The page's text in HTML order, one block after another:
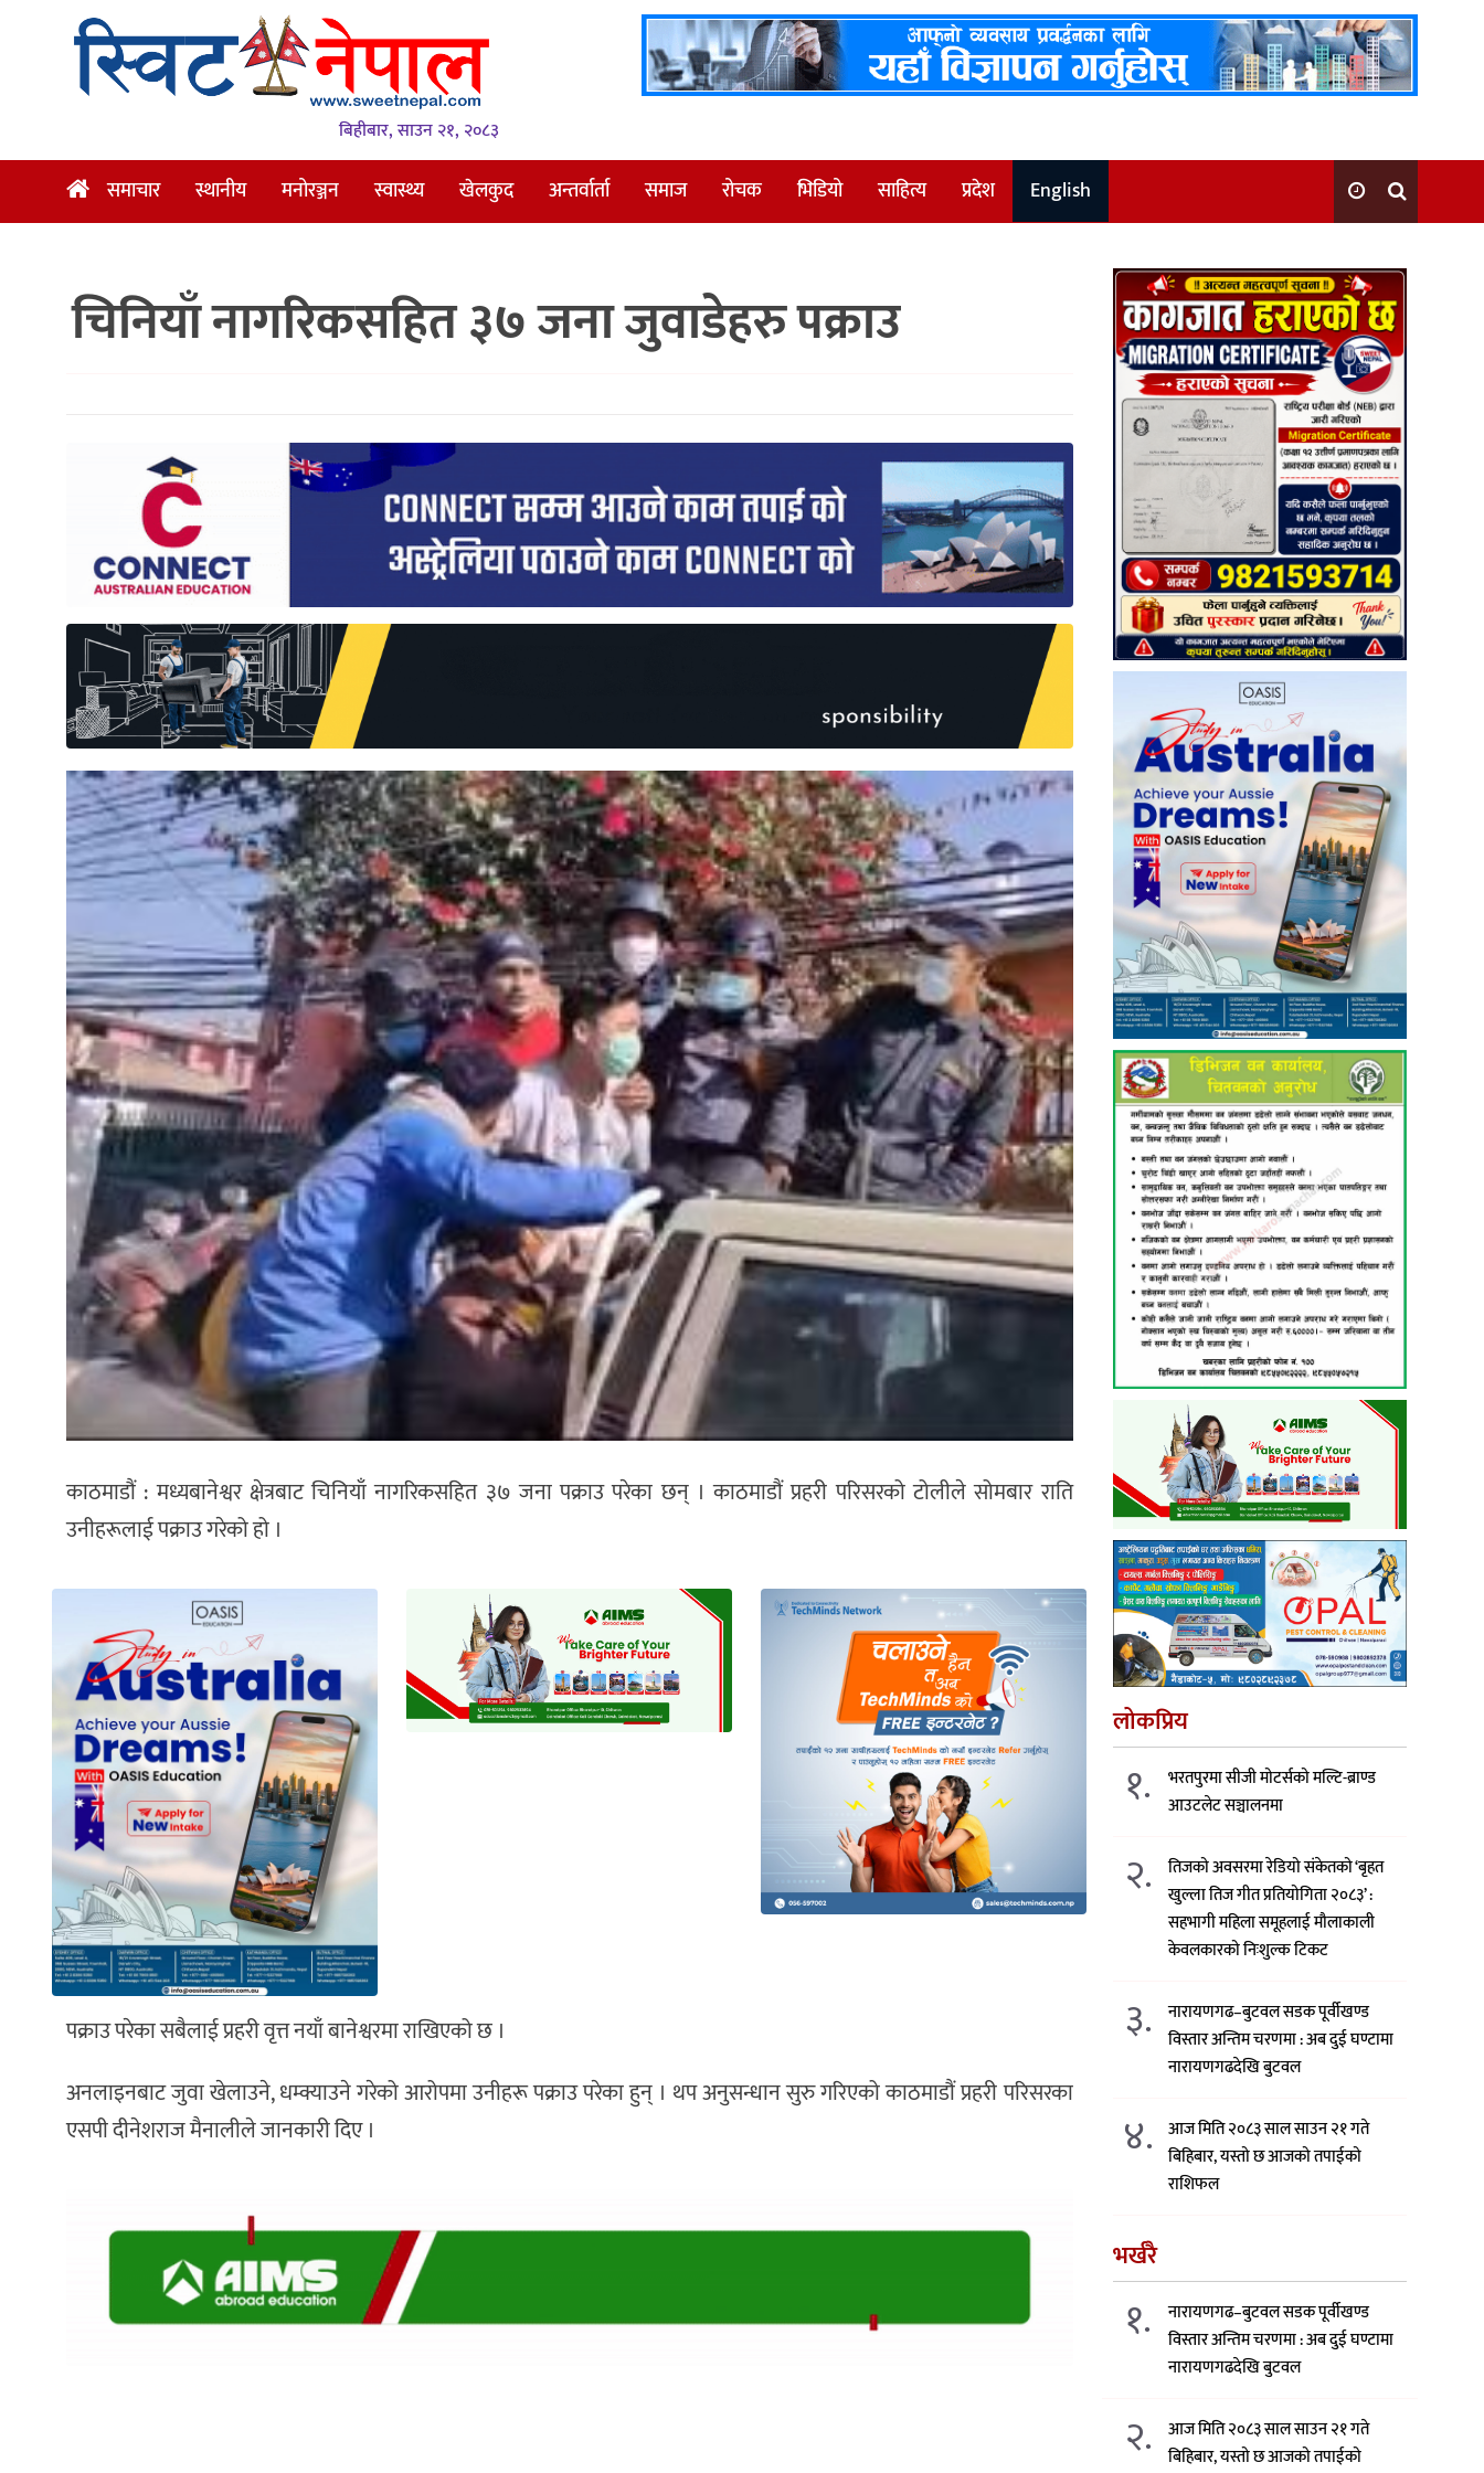
मनोरञ्जन
स्वास्थ्य
अन्तर्वार्ता
English
बिहीबार, साउन २१, २०८३
समाचार स्थानीय मनोरञ्जन स्वास्थ्य खेलकुद अन्तर्वार्ता समाज रोचक भिडियो साहित्य प्रदेश English
चिनियाँ नागरिकसहित ३७ जना जुवाडेहरु पक्राउ
काठमाडौं : मध्यबानेश्वर क्षेत्रबाट चिनियाँ नागरिकसहित ३७ जना पक्राउ परेका छन् । काठमाडौं प्रहरी परिसरको टोलीले सोमबार राति
उनीहरूलाई पक्राउ गरेको हो ।
पक्राउ परेका सबैलाई प्रहरी वृत्त नयाँ बानेश्वरमा राखिएको छ ।
अनलाइनबाट जुवा खेलाउने, धम्क्याउने गरेको आरोपमा उनीहरू पक्राउ परेका हुन् । थप अनुसन्धान सुरु गरिएको काठमाडौं प्रहरी परिसरका
एसपी दीनेशराज मैनालीले जानकारी दिए ।
लोकप्रिय
१.
भरतपुरमा सीजी मोटर्सको मल्टि-ब्राण्ड
आउटलेट सञ्चालनमा
२.
तिजको अवसरमा रेडियो संकेतको ‘बृहत
खुल्ला तिज गीत प्रतियोगिता २०८३’ :
सहभागी महिला समूहलाई मौलाकाली
केवलकारको निःशुल्क टिकट
३.
नारायणगढ–बुटवल सडक पूर्वीखण्ड
विस्तार अन्तिम चरणमा : अब दुई घण्टामा
नारायणगढदेखि बुटवल
४.
आज मिति २०८३ साल साउन २१ गते
बिहिबार, यस्तो छ आजको तपाईको
राशिफल
भर्खरै
१.
नारायणगढ–बुटवल सडक पूर्वीखण्ड
विस्तार अन्तिम चरणमा : अब दुई घण्टामा
नारायणगढदेखि बुटवल
२.
आज मिति २०८३ साल साउन २१ गते
बिहिबार, यस्तो छ आजको तपाईको